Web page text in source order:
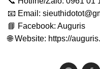
📧 Email:
📘 Facebook: Auguris
🌐 Website: https://